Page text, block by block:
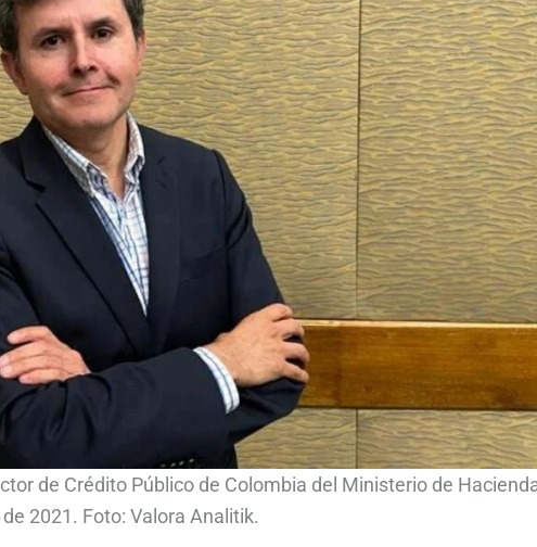
de Crédito Público de Colombia del Ministerio de
2021. Foto: Valora Analitik.